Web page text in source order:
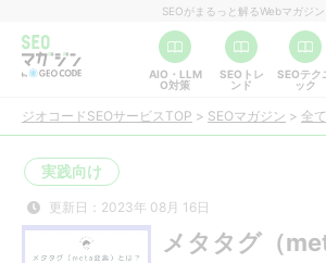
SEOがまるっと解るWebマガジン
AIO・LLM
O対策
SEOトレ
ンド
SEOテク
ック
ジオコードSEOサービスTOP > SEOマガジン > 全
実践向け
更新日：2023年 08月 16日
メタタグ（